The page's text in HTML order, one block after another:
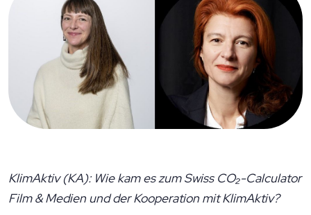
KlimAktiv (KA): Wie kam es zum Swiss CO₂-Calculator
Film & Medien und der Kooperation mit KlimAktiv?